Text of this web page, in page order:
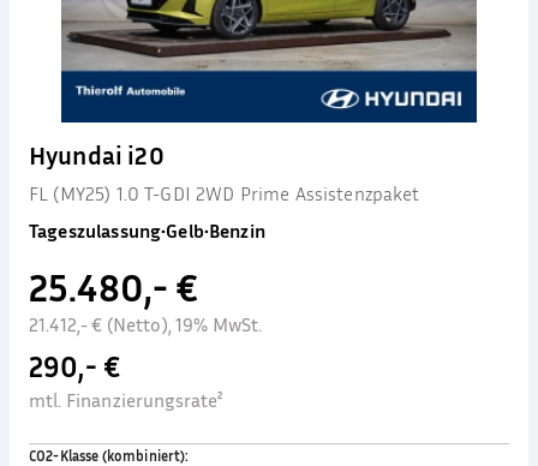
Hyundai i20
FL (MY25) 1.0 T-GDI 2WD Prime Assistenzpaket
Tageszulassung•Gelb•Benzin
25.480,- €
21.412,- € (Netto), 19% MwSt.
290,- €
mtl. Finanzierungsrate²
CO2-Klasse (kombiniert):